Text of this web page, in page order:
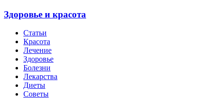
Здоровье и красота
Статьи
Красота
Лечение
Здоровье
Болезни
Лекарства
Диеты
Советы